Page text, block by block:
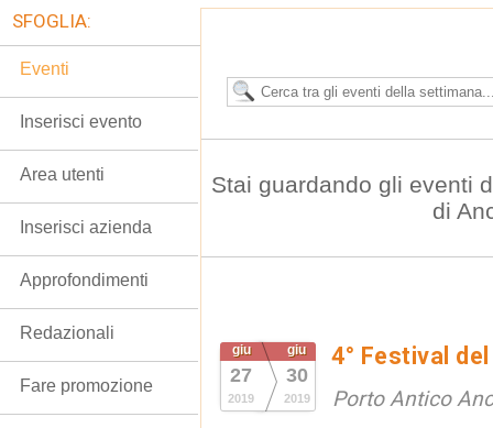
Stai guardando gli eventi
di
giu
27
2019
giu
30
2019
4° Festival
Porto Antico
SFOGLIA:
Eventi
Inserisci evento
Area utenti
Inserisci azienda
Approfondimenti
Redazionali
Fare promozione